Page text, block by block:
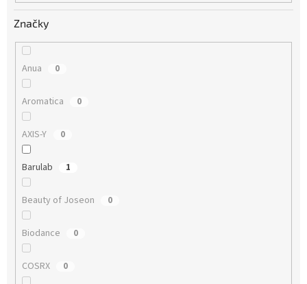
Značky
Anua 0
Aromatica 0
AXIS-Y 0
Barulab 1
Beauty of Joseon 0
Biodance 0
COSRX 0